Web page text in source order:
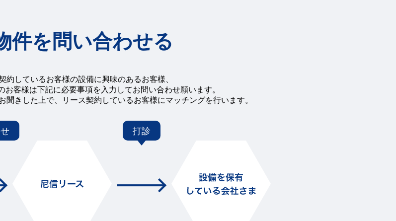
件を問い合わせる
約しているお客様の設備に興味のあるお客様、
お客様は下記に必要事項を入力してお問い合わせ願います。
聞きした上で、リース契約しているお客様にマッチングを行います。